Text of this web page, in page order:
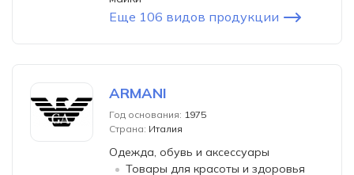
Еще 106 видов продукции
ARMANI
Год основания: 1975
Страна: Италия
Одежда, обувь и аксессуары
Товары для красоты и здоровья